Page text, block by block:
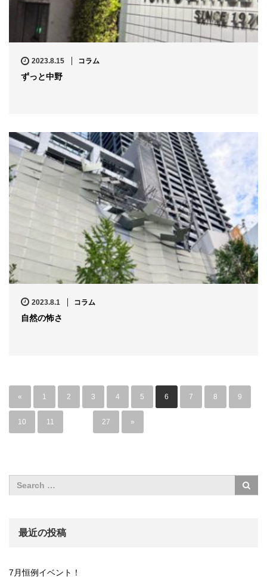
2023.8.15 コラム
ずっと中野
2023.8.1 コラム
自然の怖さ
« 1 2 3 4 5 6 7 8 9
10 11 27 »
最近の投稿
7月恒例イベント！